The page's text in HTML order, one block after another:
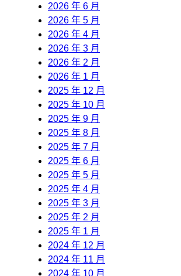
2026 年 6 月
2026 年 5 月
2026 年 4 月
2026 年 3 月
2026 年 2 月
2026 年 1 月
2025 年 12 月
2025 年 10 月
2025 年 9 月
2025 年 8 月
2025 年 7 月
2025 年 6 月
2025 年 5 月
2025 年 4 月
2025 年 3 月
2025 年 2 月
2025 年 1 月
2024 年 12 月
2024 年 11 月
2024 年 10 月